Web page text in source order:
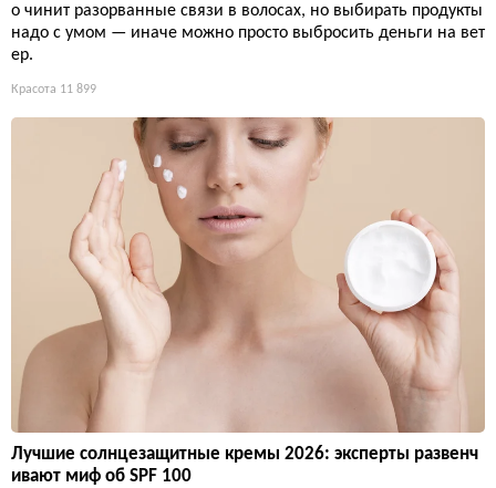
о чинит разорванные связи в волосах, но выбирать продукты
надо с умом — иначе можно просто выбросить деньги на вет
ер.
Красота 11 899
Лучшие солнцезащитные кремы 2026: эксперты развенч
ивают миф об SPF 100